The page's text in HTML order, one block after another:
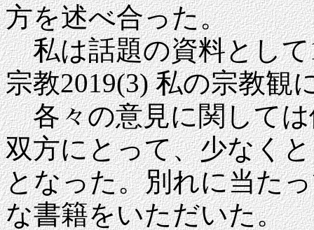
方を述べ合った。
私は話題の資料として
宗教2019(3) 私の宗教観
各々の意見に関しては
双方にとって、少なく
となった。別れに当た
な書籍をいただいた。